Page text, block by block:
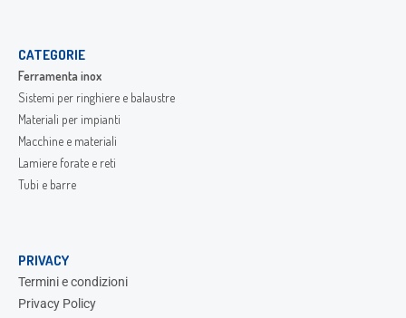
CATEGORIE
Ferramenta inox
Sistemi per ringhiere e balaustre
Materiali per impianti
Macchine e materiali
Lamiere forate e reti
Tubi e barre
PRIVACY
Termini e condizioni
Privacy Policy